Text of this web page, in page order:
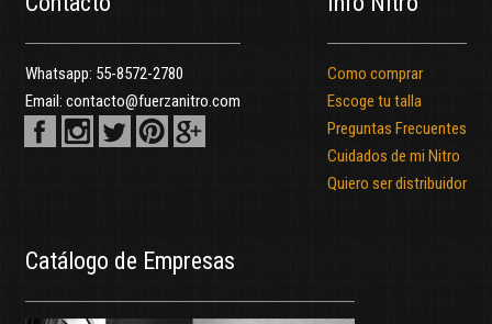
Whatsapp: 55-8572-2780
Email: contacto@fuerzanitro.com
Como comprar
Escoge tu talla
Preguntas Frecuentes
Cuidados de mi Nitro
Quiero ser distribuidor
Catálogo de Empresas